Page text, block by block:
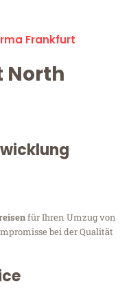
Frankfurt
North
für Ihren Umzug von
bei der Qualität